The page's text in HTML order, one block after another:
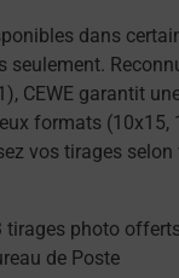
dans
seulement.
CEWE garantit
formats
vos tirages
tirages photo
de Poste